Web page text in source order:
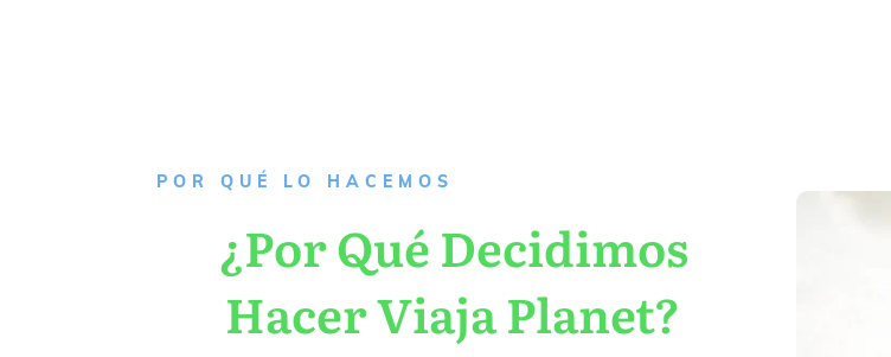
P OR QUÉ LO HACEMOS
¿Por Qué Decidimos
Hacer Viaja Planet?